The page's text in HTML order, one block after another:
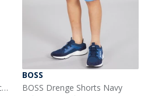
JACK & JONES Drenge Marco Dean Cargobukser Grå
BOSS
BOSS Drenge Shorts Navy